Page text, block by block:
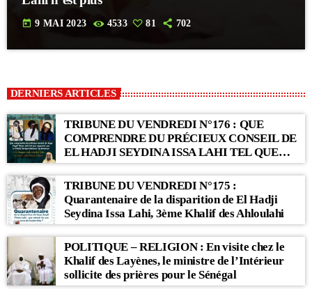
today 9 MAI 2023 4533 81 702
DERNIERS ARTICLES
TRIBUNE DU VENDREDI N°176 : QUE
COMPRENDRE DU PRÉCIEUX CONSEIL DE
EL HADJI SEYDINA ISSA LAHI TEL QUE
RAPPORTÉ PAR LE KHALIF SERIGNE
BABACAR SY MANSOUR : « Li Baax Matul
Kër, Li Bon Matul Kër »
TRIBUNE DU VENDREDI N°175 :
Quarantenaire de la disparition de El Hadji
Seydina Issa Lahi, 3ème Khalif des Ahloulahi
POLITIQUE – RELIGION : En visite chez le
Khalif des Layènes, le ministre de l’Intérieur
sollicite des prières pour le Sénégal